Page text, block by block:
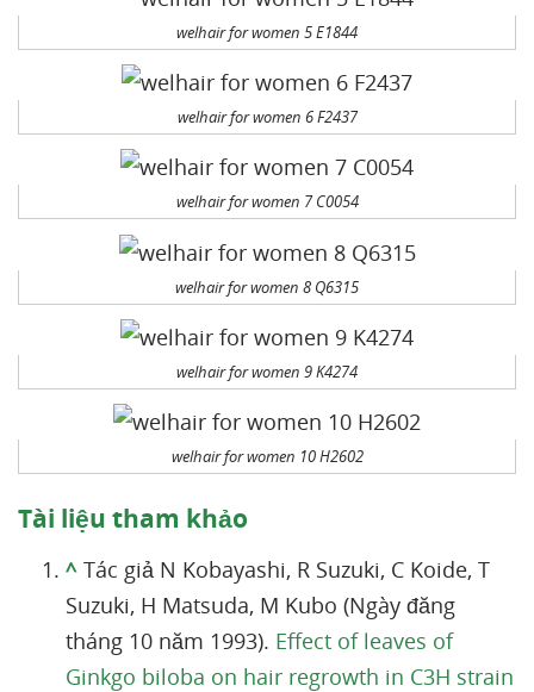
welhair for women 5 E1844
welhair for women 6 F2437
welhair for women 7 C0054
welhair for women 8 Q6315
welhair for women 9 K4274
welhair for women 10 H2602
Tài liệu tham khảo
^ Tác giả N Kobayashi, R Suzuki, C Koide, T
Suzuki, H Matsuda, M Kubo (Ngày đăng
tháng 10 năm 1993). Effect of leaves of
Ginkgo biloba on hair regrowth in C3H strain